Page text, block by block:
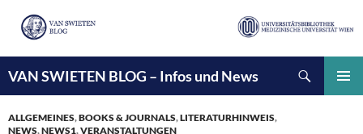
VAN SWIETEN BLOG – Infos und News
INHALT
SPRINGEN
ALLGEMEINES,BOOKS & JOURNALS,LITERATURHINWEIS,
NEWS,NEWS1,VERANSTALTUNGEN